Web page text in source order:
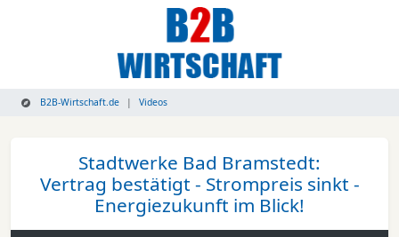
B2B-Wirtschaft.de Videos
Stadtwerke Bad Bramstedt:
Vertrag bestätigt - Strompreis sinkt -
Energiezukunft im Blick!